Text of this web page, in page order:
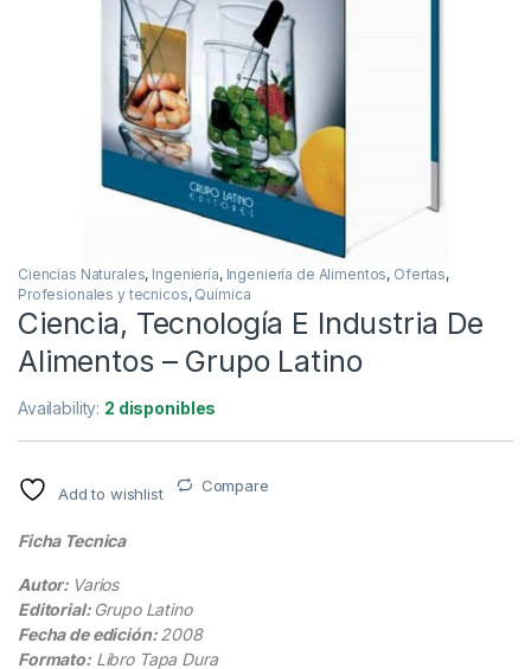
Ciencias Naturales, Ingeniería, Ingeniería de Alimentos, Ofertas,
Profesionales y tecnicos, Química
Ciencia, Tecnología E Industria De
Alimentos – Grupo Latino
Availability: 2 disponibles
Add to wishlist Compare
Ficha Tecnica
Autor: Varios
Editorial: Grupo Latino
Fecha de edición: 2008
Formato:Libro Tapa Dura